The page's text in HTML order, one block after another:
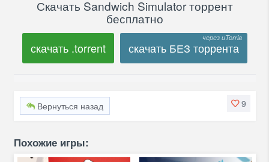
Скачать Sandwich Simulator торрент
бесплатно
скачать .torrent скачать БЕЗ торрента
9
Вернуться назад
Похожие игры: